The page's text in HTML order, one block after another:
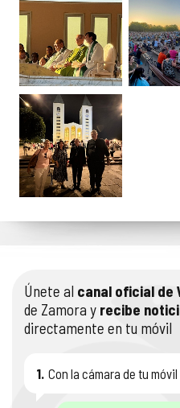
Únete al canal oficial de
de Zamora y recibe
directamente en tu móvil
1. Con la cámara de tu móvil